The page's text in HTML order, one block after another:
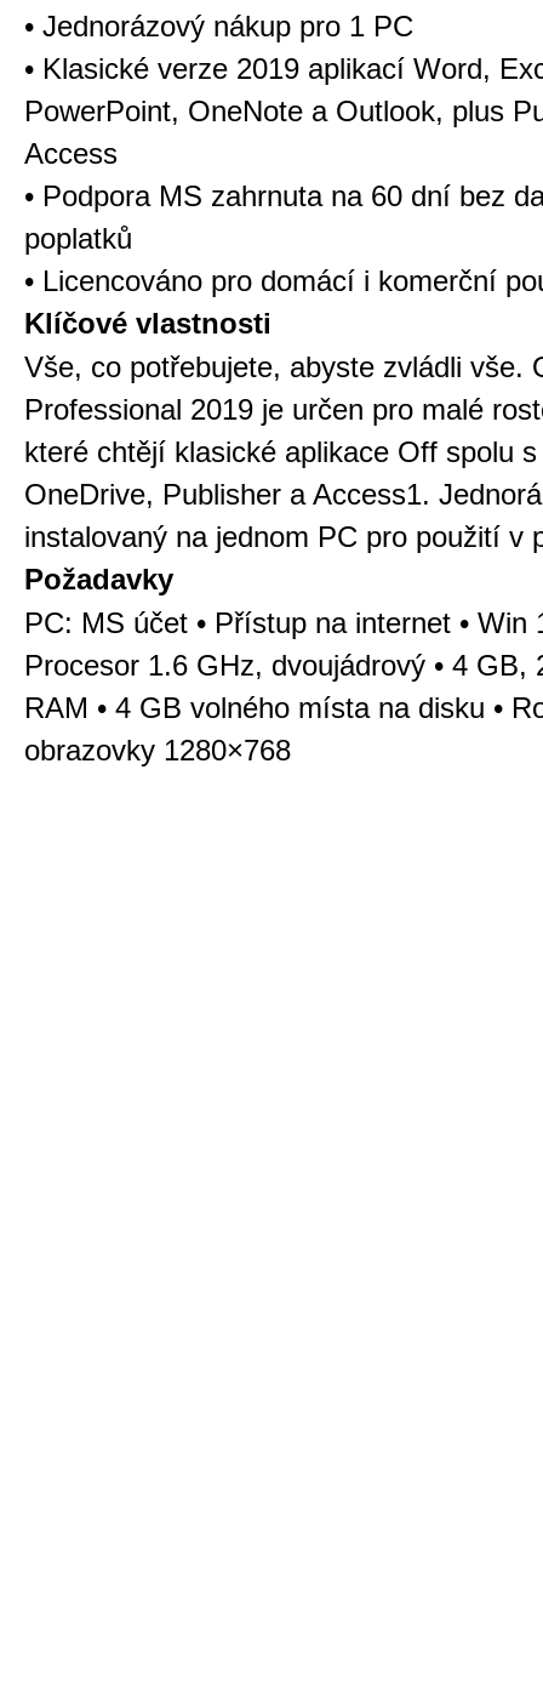
• Jednorázový nákup pro 1 PC
• Klasické verze 2019 aplikací Word,
PowerPoint, OneNote a Outlook, plus
Access
• Podpora MS zahrnuta na 60 dní bez
poplatků
• Licencováno pro domácí i komerční
Klíčové vlastnosti
Vše, co potřebujete, abyste zvládli vše.
Professional 2019 je určen pro malé
které chtějí klasické aplikace Off spolu
OneDrive, Publisher a Access1.
instalovaný na jednom PC pro použití v
Požadavky
PC: MS účet • Přístup na internet • Win
Procesor 1.6 GHz, dvoujádrový • 4 GB,
RAM • 4 GB volného místa na disku •
obrazovky 1280×768